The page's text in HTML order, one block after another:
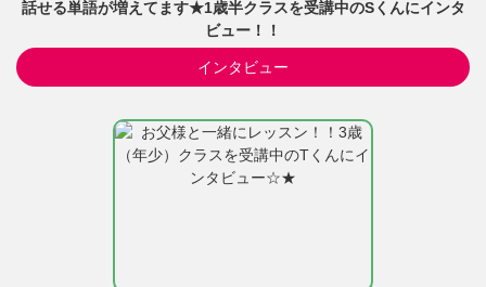
話せる単語が増えてます★1歳半クラスを受講中のSくんにインタ
ビュー！！
インタビュー